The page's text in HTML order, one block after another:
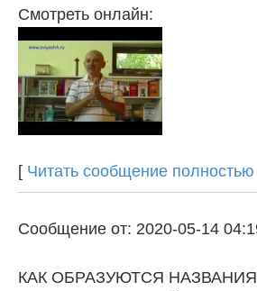
Смотреть онлайн:
[ Читать сообщение
Сообщение от: 2020-05-14
КАК ОБРАЗУЮТСЯ